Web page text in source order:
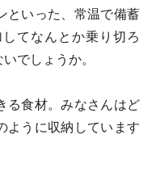
といった、常温で備蓄
てなんとか乗り切ろ
でしょうか。
る食材。みなさんはど
ように収納しています